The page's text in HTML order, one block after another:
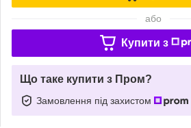
або
Купити з
Що таке купити з Пром?
Замовлення під захистом